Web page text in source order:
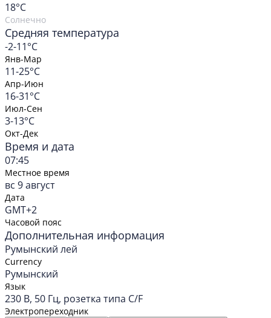
18°C
Солнечно
Средняя температура
-2-11°C
Янв-Мар
11-25°C
Апр-Июн
16-31°C
Июл-Сен
3-13°C
Окт-Дек
Время и дата
07:45
Местное время
вс 9 август
Дата
GMT+2
Часовой пояс
Дополнительная информация
Румынский лей
Currency
Румынский
Язык
230 В, 50 Гц, розетка типа C/F
Электропереходник